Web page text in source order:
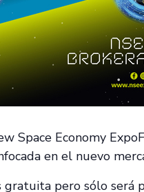
Space Economy
en el nuevo
gratuita pero sólo